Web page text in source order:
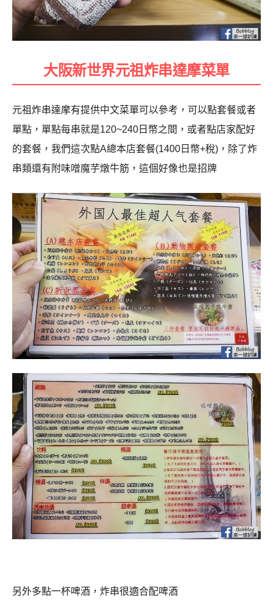
大阪新世界元祖炸串達摩菜單
元祖炸串達摩有提供中文菜單可以參考，可以點套餐或者
單點，單點每串就是120~240日幣之間，或者點店家配好
的套餐，我們這次點A總本店套餐(1400日幣+稅)，除了炸
串類還有附味噌魔芋燉牛筋，這個好像也是招牌
另外多點一杯啤酒，炸串很適合配啤酒